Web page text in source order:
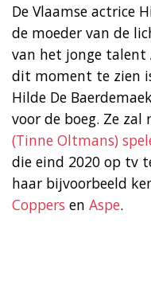
De Vlaamse actrice
de moeder van de
van het jonge talent
dit moment te zien
Hilde De
voor de boeg. Ze zal
(Tinne Oltmans)
die eind 2020 op tv
haar bijvoorbeeld
Coppers en Aspe.